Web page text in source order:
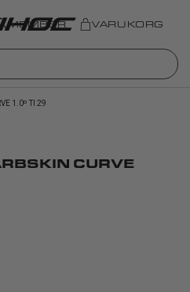
MEMBER VARUKORG
1.0º TI 29
CURVE